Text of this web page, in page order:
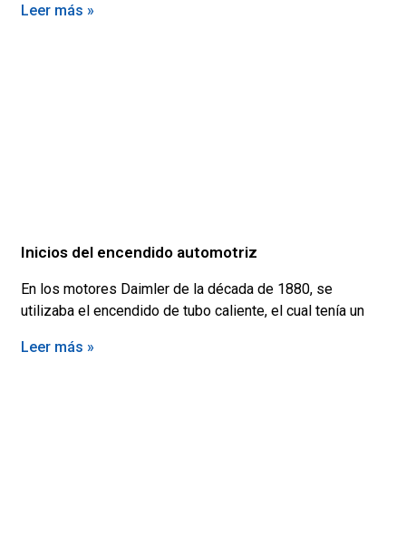
Leer más »
Inicios del encendido automotriz
En los motores Daimler de la década de 1880, se
utilizaba el encendido de tubo caliente, el cual tenía un
Leer más »